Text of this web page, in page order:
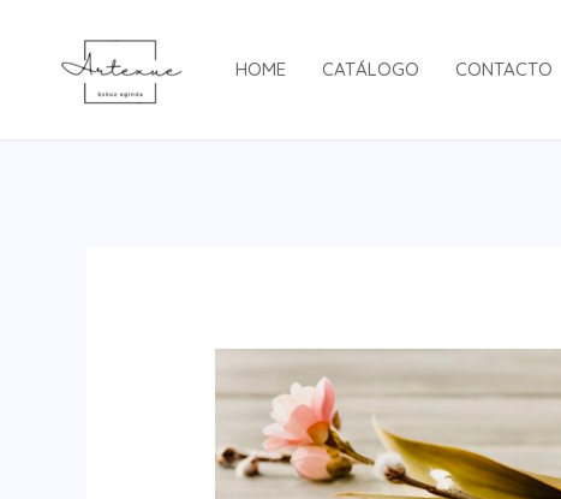
contenido
HOME CATÁLOGO CONTACTO